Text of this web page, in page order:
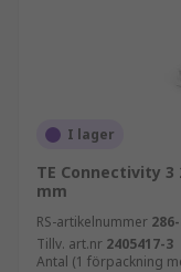
I lager
TE Connectivity
mm
RS-artikelnummer
Tillv. art.nr 2405417-3
Antal (1 förpackning